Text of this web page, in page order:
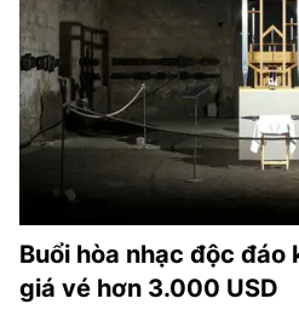
Buổi hòa nhạc độc đáo
giá vé hơn 3.000 USD